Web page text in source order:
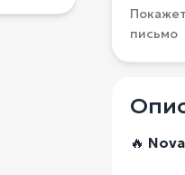
письмо
🔥